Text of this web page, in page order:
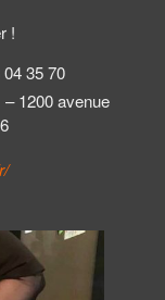
!
35 70
– 1200 avenue